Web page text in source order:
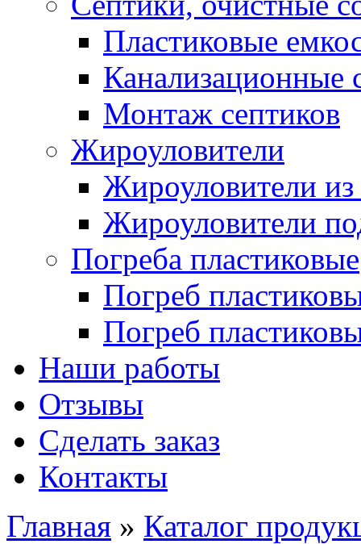
Пластиковые
Канализационные
Монтаж септиков
Жироуловители
Жироуловители из
Жироуловители
Погреба пластиковые
Погреб
Погреб
Наши работы
Отзывы
Сделать заказ
Контакты
Главная » Каталог